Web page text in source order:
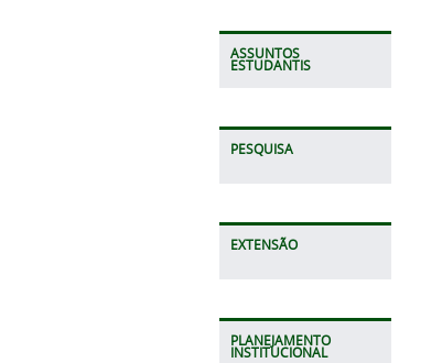
ASSUNTOS
ESTUDANTIS
PESQUISA
EXTENSÃO
PLANEJAMENTO
INSTITUCIONAL